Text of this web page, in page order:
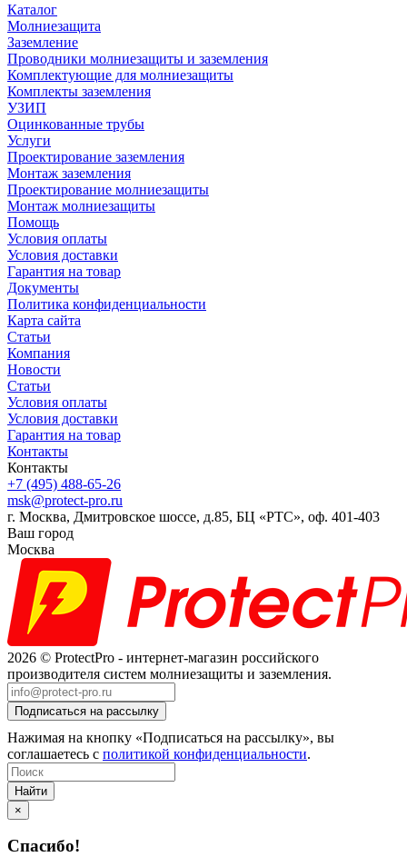
Каталог
Молниезащита
Заземление
Проводники молниезащиты и заземления
Комплектующие для молниезащиты
Комплекты заземления
УЗИП
Оцинкованные трубы
Услуги
Проектирование заземления
Монтаж заземления
Проектирование молниезащиты
Монтаж молниезащиты
Помощь
Условия оплаты
Условия доставки
Гарантия на товар
Документы
Политика конфиденциальности
Карта сайта
Статьи
Компания
Новости
Статьи
Условия оплаты
Условия доставки
Гарантия на товар
Контакты
Контакты
+7 (495) 488-65-26
msk@protect-pro.ru
г. Москва, Дмитровское шоссе, д.85, БЦ «РТС», оф. 401-403
Ваш город
Москва
2026 © ProtectPro - интернет-магазин российского
производителя систем молниезащиты и заземления.
Нажимая на кнопку «Подписаться на рассылку», вы
соглашаетесь с политикой конфиденциальности.
Найти
×
Спасибо!